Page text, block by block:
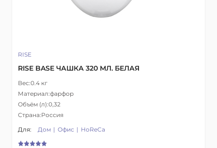
RISE
RISE BASE ЧАШКА 320 МЛ. БЕЛАЯ
Вес:0.4 кг
Материал:фарфор
Объём (л):0,32
Страна:Россия
Для:
Дом Офис HoReCa